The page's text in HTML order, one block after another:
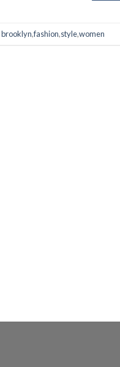
brooklyn,fashion,style,women